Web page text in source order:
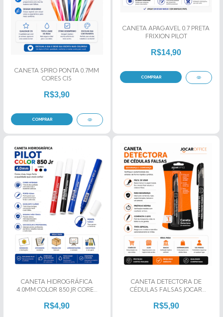
CANETA SPIRO PONTA 0.7MM
CORES CIS
R$3,90
COMPRAR
CANETA APAGAVEL 0.7 PRETA
FRIXION PILOT
R$14,90
CANETA HIDROGRÁFICA
4.0MM COLOR 850 JR CORES
R$4,90
CANETA DETECTORA DE
CÉDULAS FALSAS JOCAR
R$5,90